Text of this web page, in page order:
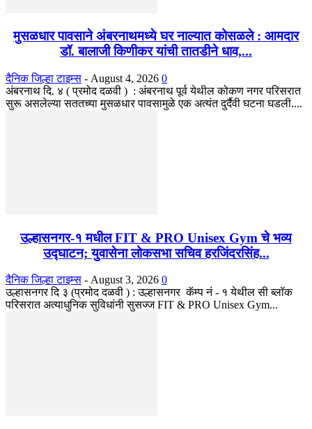
मुसळधार पावसाने अंबरनाथमध्ये घर नाल्यात कोसळले : आमदार
डॉ. बालाजी किणीकर यांची तातडीने धाव,...
दैनिक जिल्हा टाइम्स - August 4, 2026 0
अंबरनाथ दि. ४ ( प्रमोद दळवी ) : अंबरनाथ पूर्व येथील कोकण नगर परिसरात
सुरू असलेल्या सततच्या मुसळधार पावसामुळे एक अत्यंत दुर्दैवी घटना घडली....
उल्हासनगर-१ मधील FIT & PRO Unisex Gym चे भव्य
उद्घाटन; युवासेना लोकसभा सचिव हरजिंदरसिंह...
दैनिक जिल्हा टाइम्स - August 3, 2026 0
उल्हासनगर दि ३ (प्रमोद दळवी ) : उल्हासनगर कॅम्प नं - १ येथील सी ब्लॉक
परिसरात अत्याधुनिक सुविधांनी सुसज्ज FIT & PRO Unisex Gym...